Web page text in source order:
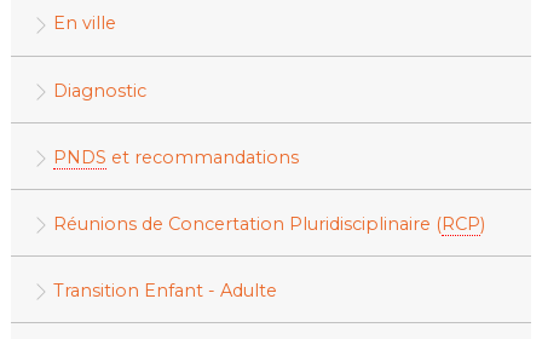
En ville
Diagnostic
PNDS et recommandations
Réunions de Concertation Pluridisciplinaire (RCP)
Transition Enfant - Adulte